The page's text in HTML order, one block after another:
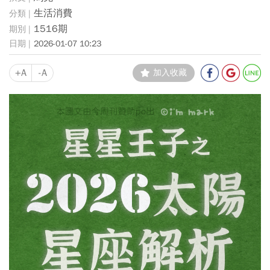
生活消費
1516期
2026-01-07 10:23
+A -A 加入收藏